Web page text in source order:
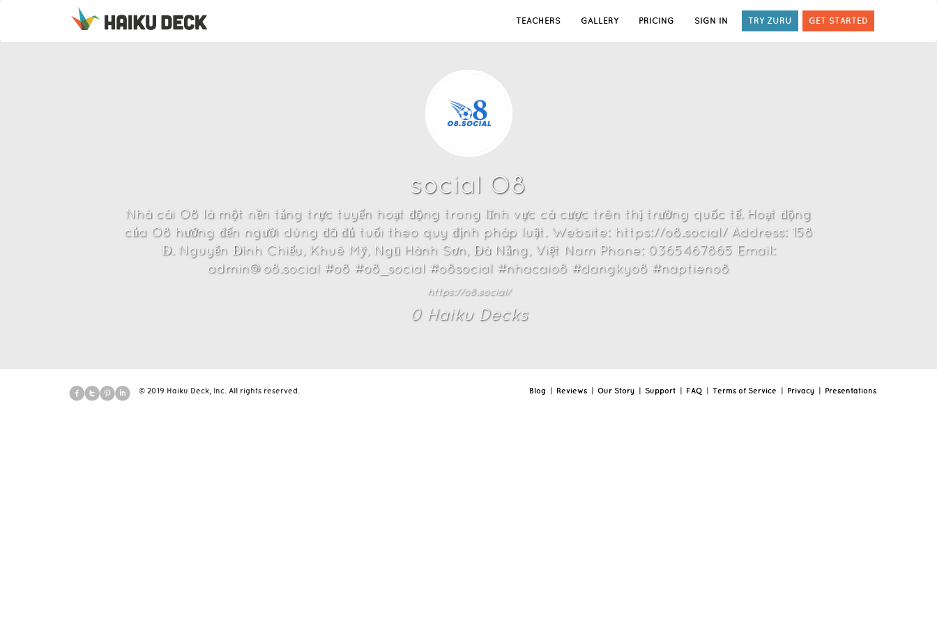
TEACHERS GALLERY PRICING SIGN IN TRY ZURU GET STARTED
social O8
Nhà cái O8 là một nền tảng trực tuyến hoạt động trong lĩnh vực cá cược trên thị trường quốc tế. Hoạt động
của O8 hướng đến người dùng đã đủ tuổi theo quy định pháp luật. Website: https://o8.social/ Address: 158
Đ. Nguyễn Đình Chiểu, Khuê Mỹ, Ngũ Hành Sơn, Đà Nẵng, Việt Nam Phone: 0365467865 Email:
admin@o8.social #o8 #o8_social #o8social #nhacaio8 #dangkyo8 #naptieno8
https://o8.social/
0Haiku Decks
© 2019 Haiku Deck, Inc. All rights reserved. Blog | Reviews | Our Story | Support | FAQ | Terms of Service | Privacy | Presentations